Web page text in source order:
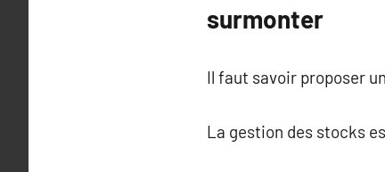
surmonter
Il faut savoir proposer
La gestion des stocks